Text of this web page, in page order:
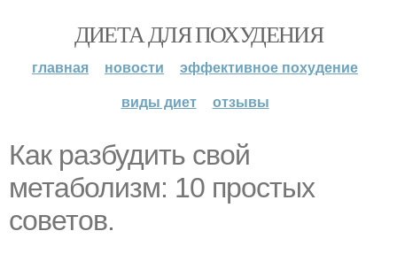
ДИЕТА ДЛЯ ПОХУДЕНИЯ
главная новости
эффективное похудение
виды диет
отзывы
Как разбудить свой
метаболизм: 10 простых
советов.